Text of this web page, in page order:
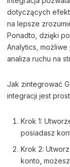
dotyczących
na lepsze
Ponadto, dzięki
Analytics, możliwe
analiza ruchu na
Jak zintegrować
integracji jest
Krok 1:
posiadasz
Krok 2:
konto,